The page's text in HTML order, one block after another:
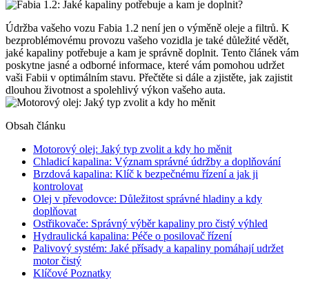
Údržba vašeho vozu ⁤Fabia 1.2 není jen o výměně oleje ⁤a filtrů.‌ K
bezproblémovému provozu vašeho ‌vozidla‌ je také důležité vědět,
⁣jaké kapaliny potřebuje⁤ a ⁤kam ‌je ‌správně doplnit. Tento článek ‌vám‍
poskytne jasné a odborné informace, ⁤které vám ⁣pomohou‍ udržet ​
vaši Fabii ⁣v optimálním stavu. Přečtěte si dále a zjistěte,⁢ jak zajistit
dlouhou ‍životnost​ a spolehlivý výkon vašeho auta.
Obsah článku
Motorový olej: Jaký typ zvolit a​ kdy ho měnit
Chladicí kapalina: ⁣Význam‌ správné údržby a⁢ doplňování
Brzdová⁤ kapalina: Klíč k⁢ bezpečnému řízení a jak ji
kontrolovat
Olej ​v převodovce: Důležitost‍ správné hladiny a kdy
doplňovat
Ostřikovače: Správný⁤ výběr kapaliny pro čistý ‌výhled
Hydraulická ‍kapalina: Péče o ⁤posilovač řízení
Palivový ‌systém: Jaké přísady‌ a kapaliny⁣ pomáhají udržet
motor čistý
Klíčové Poznatky